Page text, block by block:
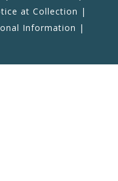
at Collection |
Information |